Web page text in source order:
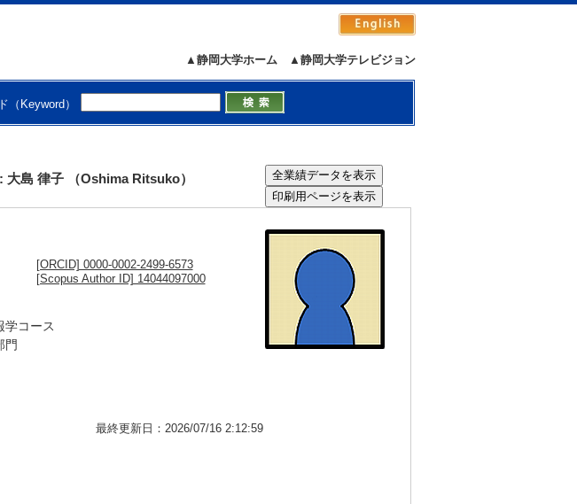
▲静岡大学テレビジョン
▲静岡大学ホーム
（Keyword）
島 律子 （Oshima Ritsuko）
[ORCID] 0000-0002-2499-6573
[Scopus Author ID] 14044097000
学コース
門
最終更新日：2026/07/16 2:12:59